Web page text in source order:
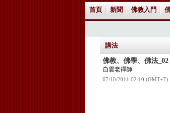
首頁 新聞 佛教入門
講法
佛教、佛學、佛法_02
自雲老禪師
07/10/2011 02:10 (GMT+7)